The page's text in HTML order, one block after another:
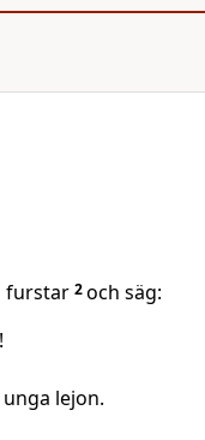
furstar 2och säg:
lejon.